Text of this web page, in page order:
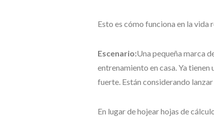
Esto es cómo funciona en la vida
Escenario:Una pequeña marca
entrenamiento en casa. Ya
fuerte. Están considerando
En lugar de hojear hojas de